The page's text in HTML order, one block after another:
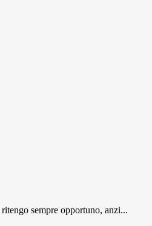
sempre opportuno, anzi...